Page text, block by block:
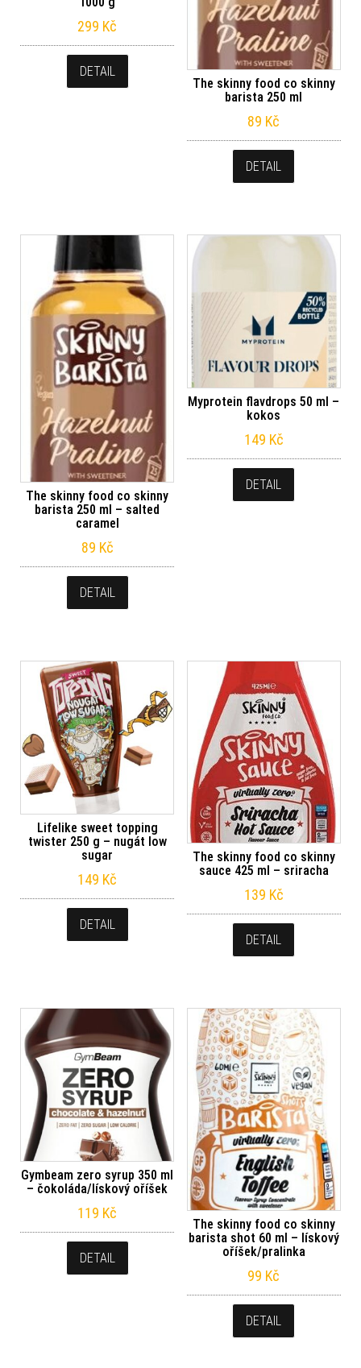
299 Kč
DETAIL
The skinny food co skinny
barista 250 ml
89 Kč
DETAIL
The skinny food co skinny
barista 250 ml – salted
caramel
89 Kč
DETAIL
Myprotein flavdrops 50 ml –
kokos
149 Kč
DETAIL
Lifelike sweet topping
twister 250 g – nugát low
sugar
149 Kč
DETAIL
The skinny food co skinny
sauce 425 ml – sriracha
139 Kč
DETAIL
Gymbeam zero syrup 350 ml
– čokoláda/lískový oříšek
119 Kč
DETAIL
The skinny food co skinny
barista shot 60 ml – lískový
oříšek/pralinka
99 Kč
DETAIL